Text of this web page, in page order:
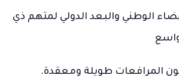
الوطني والبعد الدولي لمتهم ذي
المرافعات طويلة ومعقدة.